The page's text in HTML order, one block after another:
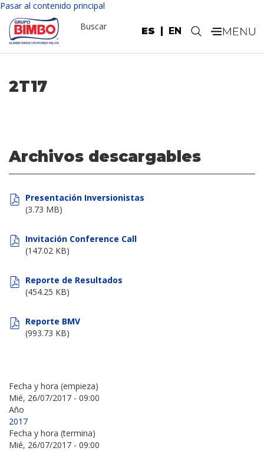
Pasar al contenido principal
ES EN
Buscar .
2T17
Archivos descargables
Presentación Inversionistas
(3.73 MB)
Invitación Conference Call
(147.02 KB)
Reporte de Resultados
(454.25 KB)
Reporte BMV
(993.73 KB)
Fecha y hora (empieza)
Mié, 26/07/2017 - 09:00
Año
2017
Fecha y hora (termina)
Mié, 26/07/2017 - 09:00